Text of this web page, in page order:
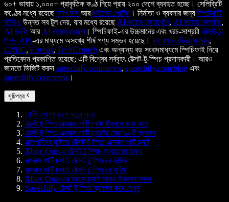
৬০+ ভাষায় ১,০০০+ প্রাকৃতিক কণ্ঠ নিয়ে প্রায় ২০০ দেশে ব্যবহৃত হচ্ছে। সেলিব্রিটি
কণ্ঠের মধ্যে রয়েছেস্নুপ ডগ আরগুইনেথ পেল্ট্রো । নির্মাতা ও ব্যবসার জন্য স্পিচিফাই
স্টুডিও উন্নত সব টুল দেয়, যার মধ্যে রয়েছে AI ভয়েস জেনারেটর, AI ভয়েস ক্লোনিং,
AI ডাবিং আর AI ভয়েস চেঞ্জার। স্পিচিফাই-এর উচ্চমানের এবং খরচ-সাশ্রয়ী টেক্সট-টু-
স্পিচ API-এর মাধ্যমে অসংখ্য শীর্ষ পণ্য সম্ভব হয়েছে। দ্য ওয়াল স্ট্রিট জার্নাল,
CNBC, Forbes, TechCrunch এবং অন্যান্য বড় সংবাদমাধ্যমে স্পিচিফাই নিয়ে
প্রতিবেদন প্রকাশিত হয়েছে; এটি বিশ্বের সর্ববৃহৎ টেক্সট-টু-স্পিচ প্রদানকারী। আরও
জানতে ভিজিট করুনspeechify.com/news, speechify.com/blog এবং
speechify.com/press ।
সূচিপত্র
গেমিং যোগাযোগে নতুন ঢেউ
টেক্সট টু স্পিচ এক্সবক্স পার্টি চ্যাট কীভাবে কাজ করে
টেক্সট টু স্পিচ এক্সবক্স পার্টি চ্যাটের সেরা ১০টি ব্যবহার
এক্সপার্টদের দৃষ্টিতে টেক্সট টু স্পিচ এক্সবক্স পার্টি চ্যাট
Xbox One-এ টেক্সট টু স্পিচ ব্যবহারের কারণ
এক্সবক্স পার্টি চ্যাটে টেক্সট টু স্পিচের ভূমিকা
এক্সবক্স পার্টি চ্যাটে টেক্সট টু স্পিচের সুবিধা
Xbox One-এর ভয়েস চ্যাট আরও উজ্জ্বল করুন
Speechify টেক্সট টু স্পিচ ব্যবহার করে দেখুন